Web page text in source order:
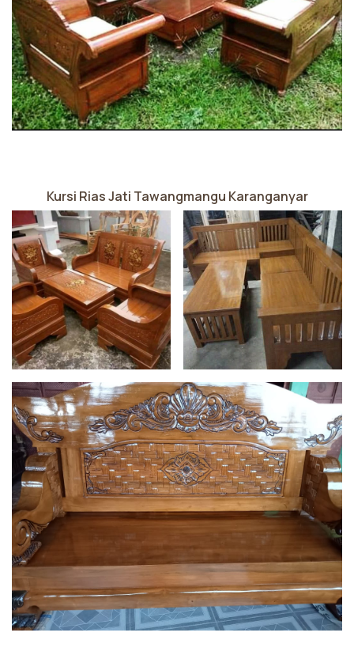
Kursi Rias Jati Tawangmangu Karanganyar